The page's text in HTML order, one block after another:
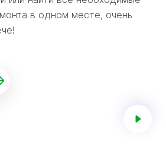
в одном месте, очень